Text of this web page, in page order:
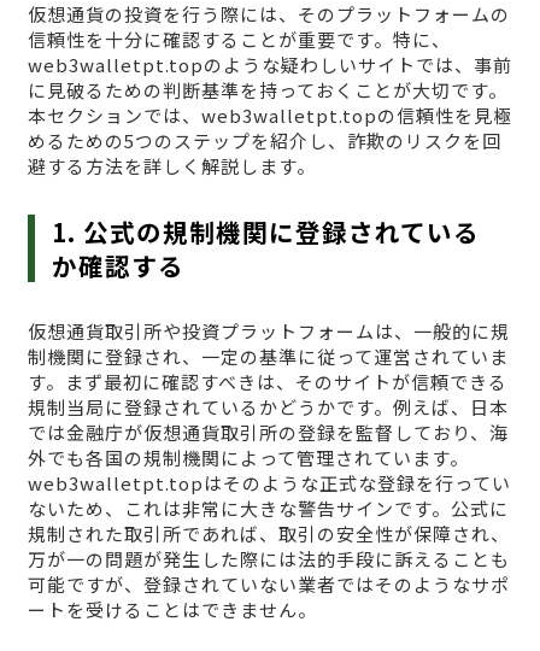
仮想通貨の投資を行う際には、そのプラットフォームの
信頼性を十分に確認することが重要です。特に、
web3walletpt.topのような疑わしいサイトでは、事前
に見破るための判断基準を持っておくことが大切です。
本セクションでは、web3walletpt.topの信頼性を見極
めるための5つのステップを紹介し、詐欺のリスクを回
避する方法を詳しく解説します。
1. 公式の規制機関に登録されている
か確認する
仮想通貨取引所や投資プラットフォームは、一般的に規
制機関に登録され、一定の基準に従って運営されていま
す。まず最初に確認すべきは、そのサイトが信頼できる
規制当局に登録されているかどうかです。例えば、日本
では金融庁が仮想通貨取引所の登録を監督しており、海
外でも各国の規制機関によって管理されています。
web3walletpt.topはそのような正式な登録を行ってい
ないため、これは非常に大きな警告サインです。公式に
規制された取引所であれば、取引の安全性が保障され、
万が一の問題が発生した際には法的手段に訴えることも
可能ですが、登録されていない業者ではそのようなサポ
ートを受けることはできません。